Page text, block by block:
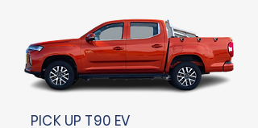
PICK UP T90 EV